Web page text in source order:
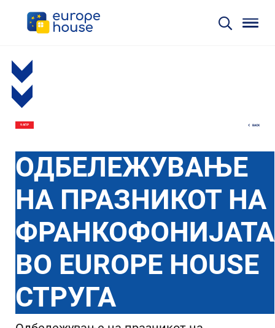
9 АПР BACK
ОДБЕЛЕЖУВАЊЕ
НА ПРАЗНИКОТ НА
ФРАНКОФОНИЈАТА
ВО EUROPE HOUSE
СТРУГА